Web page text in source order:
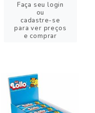
Faça seu login
ou
cadastre-se
para ver preços
e comprar